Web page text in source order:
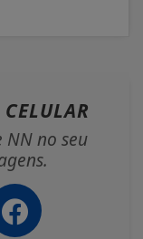
NN no seu